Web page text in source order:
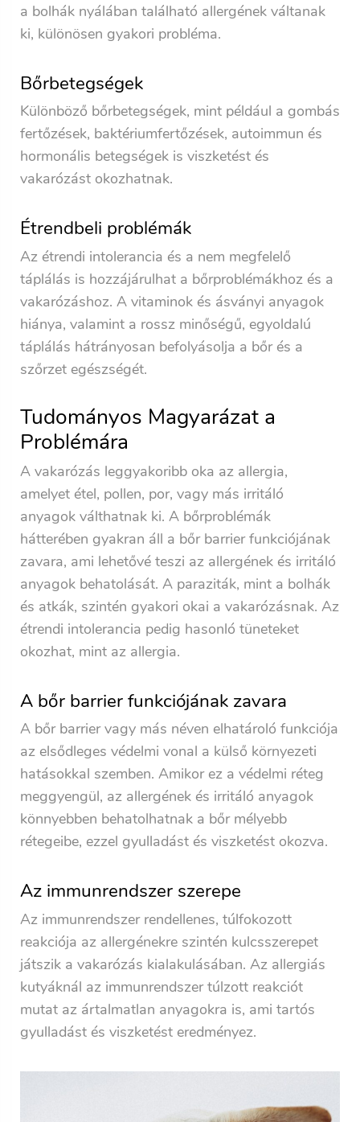
a bolhák nyálában található allergének váltanak
ki, különösen gyakori probléma.
Bőrbetegségek
Különböző bőrbetegségek, mint például a gombás
fertőzések, baktériumfertőzések, autoimmun és
hormonális betegségek is viszketést és
vakarózást okozhatnak.
Étrendbeli problémák
Az étrendi intolerancia és a nem megfelelő
táplálás is hozzájárulhat a bőrproblémákhoz és a
vakarózáshoz. A vitaminok és ásványi anyagok
hiánya, valamint a rossz minőségű, egyoldalú
táplálás hátrányosan befolyásolja a bőr és a
szőrzet egészségét.
Tudományos Magyarázat a
Problémára
A vakarózás leggyakoribb oka az allergia,
amelyet étel, pollen, por, vagy más irritáló
anyagok válthatnak ki. A bőrproblémák
hátterében gyakran áll a bőr barrier funkciójának
zavara, ami lehetővé teszi az allergének és irritáló
anyagok behatolását. A paraziták, mint a bolhák
és atkák, szintén gyakori okai a vakarózásnak. Az
étrendi intolerancia pedig hasonló tüneteket
okozhat, mint az allergia.
A bőr barrier funkciójának zavara
A bőr barrier vagy más néven elhatároló funkciója
az elsődleges védelmi vonal a külső környezeti
hatásokkal szemben. Amikor ez a védelmi réteg
meggyengül, az allergének és irritáló anyagok
könnyebben behatolhatnak a bőr mélyebb
rétegeibe, ezzel gyulladást és viszketést okozva.
Az immunrendszer szerepe
Az immunrendszer rendellenes, túlfokozott
reakciója az allergénekre szintén kulcsszerepet
játszik a vakarózás kialakulásában. Az allergiás
kutyáknál az immunrendszer túlzott reakciót
mutat az ártalmatlan anyagokra is, ami tartós
gyulladást és viszketést eredményez.